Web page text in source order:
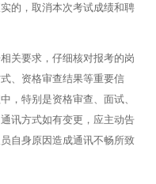
的，取消本次考试成绩和聘
关要求，仔细核对报考的岗
、资格审查结果等重要信
，特别是资格审查、面试、
讯方式如有变更，应主动告
自身原因造成通讯不畅所致